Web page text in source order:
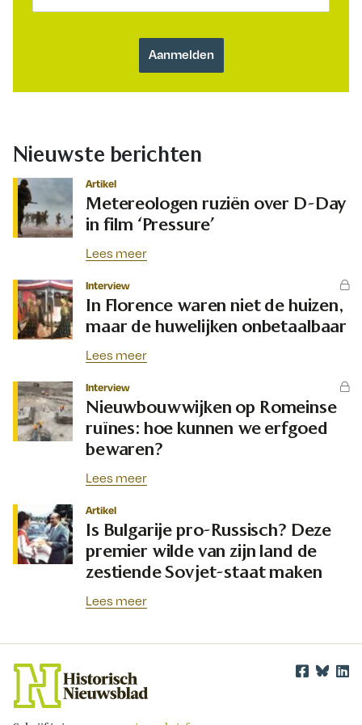
Nieuwste berichten
Artikel
Metereologen ruziën over D-Day
in film ‘Pressure’
Lees meer
Interview
In Florence waren niet de huizen,
maar de huwelijken onbetaalbaar
Lees meer
Interview
Nieuwbouwwijken op Romeinse
ruïnes: hoe kunnen we erfgoed
bewaren?
Lees meer
Artikel
Is Bulgarije pro-Russisch? Deze
premier wilde van zijn land de
zestiende Sovjet-staat maken
Lees meer